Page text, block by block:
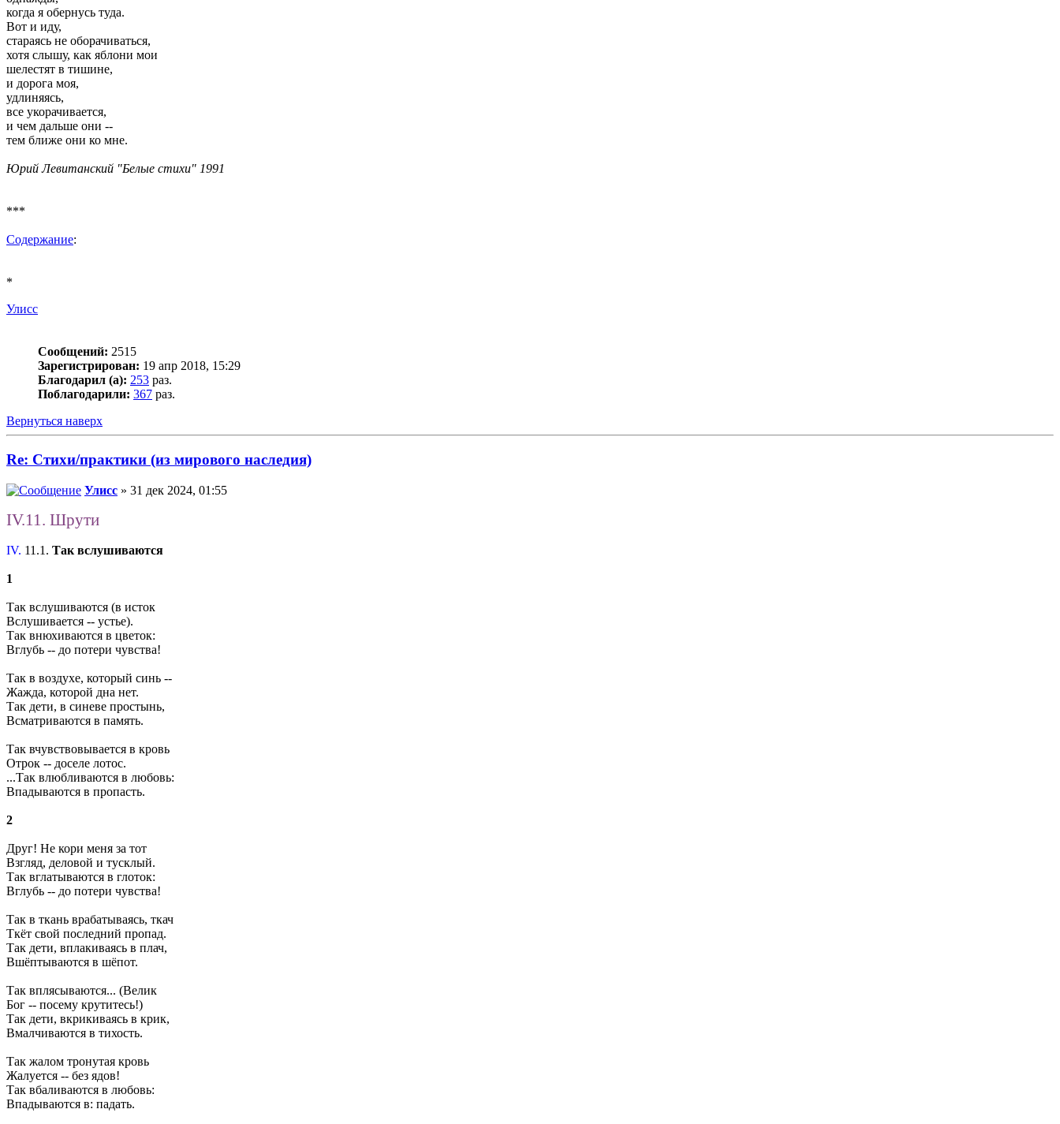
когда я обернусь туда.
Вот и иду,
стараясь не оборачиваться,
хотя слышу, как яблони мои
шелестят в тишине,
и дорога моя,
удлиняясь,
все укорачивается,
и чем дальше они --
тем ближе они ко мне.
Юрий Левитанский "Белые стихи" 1991
***
Содержание:
*
Улисс
Сообщений: 2515
Зарегистрирован: 19 апр 2018, 15:29
Благодарил (а): 253 раз.
Поблагодарили: 367 раз.
Вернуться наверх
Re: Стихи/практики (из мирового наследия)
Улисс » 31 дек 2024, 01:55
IV.11. Шрути
IV. 11.1. Так вслушиваются
1
Так вслушиваются (в исток
Вслушивается -- устье).
Так внюхиваются в цветок:
Вглубь -- до потери чувства!
Так в воздухе, который синь --
Жажда, которой дна нет.
Так дети, в синеве простынь,
Всматриваются в память.
Так вчувствовывается в кровь
Отрок -- доселе лотос.
...Так влюбливаются в любовь:
Впадываются в пропасть.
2
Друг! Не кори меня за тот
Взгляд, деловой и тусклый.
Так вглатываются в глоток:
Вглубь -- до потери чувства!
Так в ткань врабатываясь, ткач
Ткёт свой последний пропад.
Так дети, вплакиваясь в плач,
Вшёптываются в шёпот.
Так вплясываются... (Велик
Бог -- посему крутитесь!)
Так дети, вкрикиваясь в крик,
Вмалчиваются в тихость.
Так жалом тронутая кровь
Жалуется -- без ядов!
Так вбаливаются в любовь:
Впадываются в: падать.